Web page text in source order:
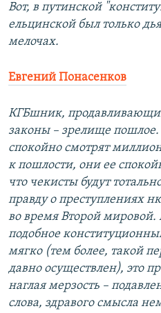
Вот, в путинской
ельцинской был только
мелочах.
Евгений Понасенков
КГБшник,
законы – зрелище пошлое.
спокойно смотрят
к пошлости, они ее
что чекисты будут
правду о преступлениях
во время Второй
подобное
мягко (тем более, такой
давно осуществлен), это
наглая мерзость –
слова, здравого смысла